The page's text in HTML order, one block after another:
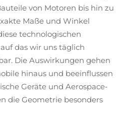
von Motoren bis hin zu
Maße und Winkel
technologischen
das wir uns täglich
Die Auswirkungen gehen
hinaus und beeinflussen
Geräte und Aerospace-
die Geometrie besonders